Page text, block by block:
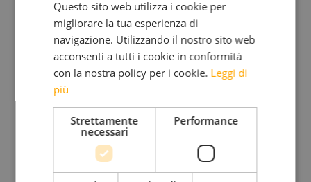
programma radiofonico“Deejay Chiama Italia”
da lui condotto.
Anche se è dura sopportarli per due lunghe ore,
davanti alla beneficenza è giusto sacrificarsi un pò.
Francesco Balzano
Questo sito web utilizza i cookie per
migliorare la tua esperienza di
navigazione. Utilizzando il nostro sito web
acconsenti a tutti i cookie in conformità
con la nostra policy per i cookie. Leggi di
più
Strettamente
necessari
Performance